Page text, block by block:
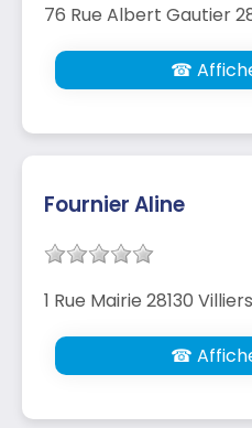
76 Rue Albert Gautier
☎
Fournier Aline
1 Rue Mairie 28130
☎